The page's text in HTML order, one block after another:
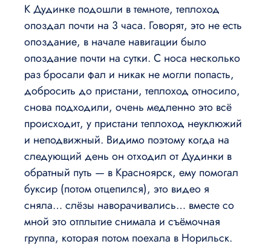
К Дудинке подошли в темноте, теплоход
опоздал почти на 3 часа. Говорят, это не есть
опоздание, в начале навигации было
опоздание почти на сутки. С носа несколько
раз бросали фал и никак не могли попасть,
добросить до пристани, теплоход относило,
снова подходили, очень медленно это всё
происходит, у пристани теплоход неуклюжий
и неподвижный. Видимо поэтому когда на
следующий день он отходил от Дудинки в
обратный путь — в Красноярск, ему помогал
буксир (потом отцепился), это видео я
сняла… слёзы наворачивались… вместе со
мной это отплытие снимала и съёмочная
группа, которая потом поехала в Норильск.